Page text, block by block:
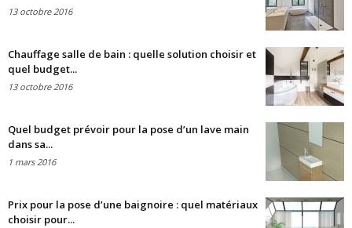
13 octobre 2016
Chauffage salle de bain : quelle solution choisir et
quel budget...
13 octobre 2016
Quel budget prévoir pour la pose d’un lave main
dans sa...
1 mars 2016
Prix pour la pose d’une baignoire : quel matériaux
choisir pour...